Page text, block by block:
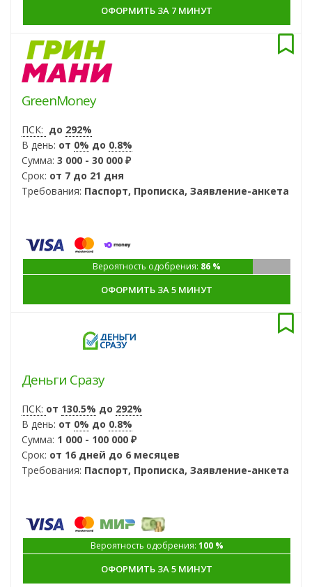
ОФОРМИТЬ ЗА 7 МИНУТ
Вероятность одобрения: 86 %
GreenMoney
ПСК: до 292%
В день: от 0% до 0.8%
Сумма: 3 000 - 30 000 ₽
Срок: от 7 до 21 дня
Требования: Паспорт, Прописка, Заявление-анкета
ОФОРМИТЬ ЗА 5 МИНУТ
Вероятность одобрения: 100 %
Деньги Сразу
ПСК: от 130.5% до 292%
В день: от 0% до 0.8%
Сумма: 1 000 - 100 000 ₽
Срок: от 16 дней до 6 месяцев
Требования: Паспорт, Прописка, Заявление-анкета
ОФОРМИТЬ ЗА 5 МИНУТ